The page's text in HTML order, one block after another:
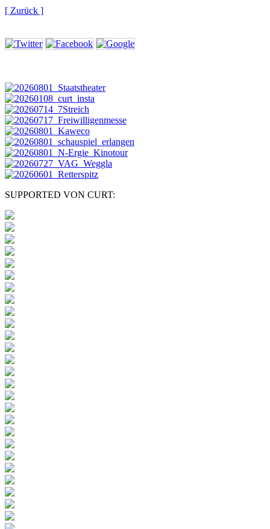
[ Zurück ]
SUPPORTED VON CURT: